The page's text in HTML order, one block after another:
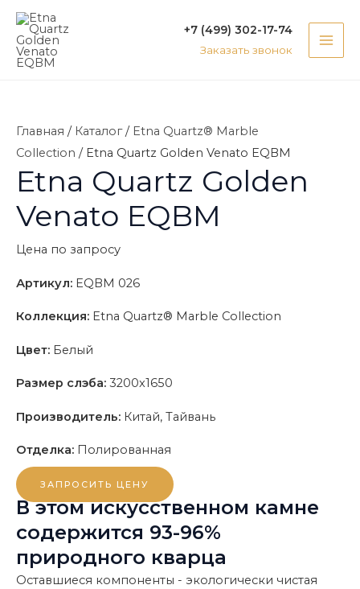
Перейти
содержимому
+7 (499) 302-17-74
Заказать звонок
Главная / Каталог/ Etna Quartz® Marble
Collection / Etna Quartz Golden Venato EQBM
Etna Quartz Golden
Venato EQBM
Цена по запросу
Артикул: EQBM 026
Коллекция: Etna Quartz® Marble Collection
Цвет: Белый
Размер слэба: 3200x1650
Производитель: Китай, Тайвань
Отделка: Полированная
ЗАПРОСИТЬ ЦЕНУ
В этом искусственном камне
содержится 93-96%
природного кварца
Оставшиеся компоненты - экологически чистая